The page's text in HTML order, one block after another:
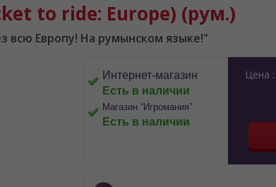
to ride: Europe) (рум.)
Европу! На румынском языке!"
Цена :
Интернет-магазин
Есть в наличии
Магазин “Игромания”
Есть в наличии